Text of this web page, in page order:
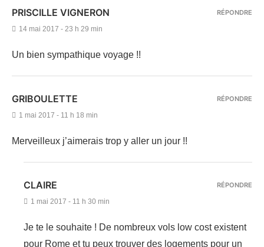
PRISCILLE VIGNERON
14 mai 2017 - 23 h 29 min
Un bien sympathique voyage !!
RÉPONDRE
GRIBOULETTE
1 mai 2017 - 11 h 18 min
Merveilleux j’aimerais trop y aller un jour !!
RÉPONDRE
CLAIRE
1 mai 2017 - 11 h 30 min
Je te le souhaite ! De nombreux vols low cost existent
pour Rome et tu peux trouver des logements pour un
RÉPONDRE